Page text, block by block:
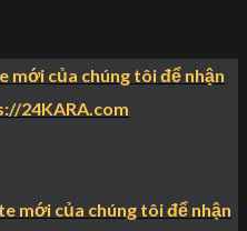
mới của chúng tôi để nhận
24KARA.com
mới của chúng tôi để nhận